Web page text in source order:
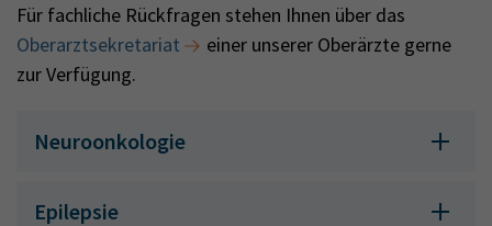
Für fachliche Rückfragen stehen Ihnen über das
Oberarztsekretariat
einer unserer Oberärzte gerne
zur Verfügung.
Neuroonkologie
Epilepsie